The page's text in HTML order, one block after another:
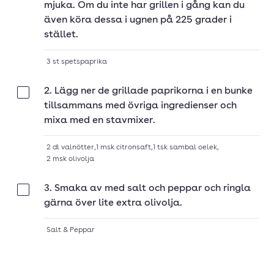
mjuka. Om du inte har grillen i gång kan du
även köra dessa i ugnen på 225 grader i
stället.
3 st spetspaprika
2. Lägg ner de grillade paprikorna i en bunke
tillsammans med övriga ingredienser och
mixa med en stavmixer.
2 dl valnötter,1 msk citronsaft,1 tsk sambal oelek,
2 msk olivolja
3. Smaka av med salt och peppar och ringla
gärna över lite extra olivolja.
Salt & Peppar